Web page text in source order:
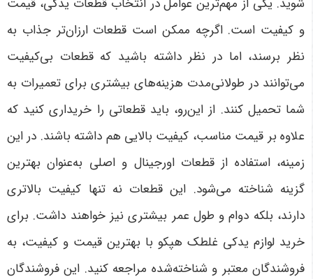
و کیفیت است. اگرچه ممکن است قطعات ارزان‌تر جذاب به
نظر برسند، اما در نظر داشته باشید که قطعات بی‌کیفیت
می‌توانند در طولانی‌مدت هزینه‌های بیشتری برای تعمیرات به
شما تحمیل کنند. از این‌رو، باید قطعاتی را خریداری کنید که
علاوه بر قیمت مناسب، کیفیت بالایی هم داشته باشند. در این
زمینه، استفاده از قطعات اورجینال و اصلی به‌عنوان بهترین
گزینه شناخته می‌شود. این قطعات نه تنها کیفیت بالاتری
دارند، بلکه دوام و طول عمر بیشتری نیز خواهند داشت. برای
خرید لوازم یدکی غلطک هپکو با بهترین قیمت و کیفیت، به
فروشندگان معتبر و شناخته‌شده مراجعه کنید. این فروشندگان